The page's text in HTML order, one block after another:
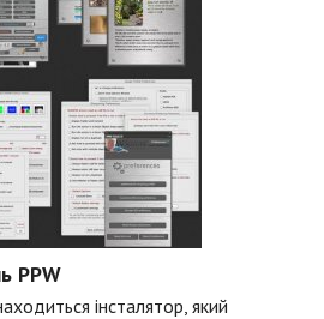
PPW
інсталятор, який